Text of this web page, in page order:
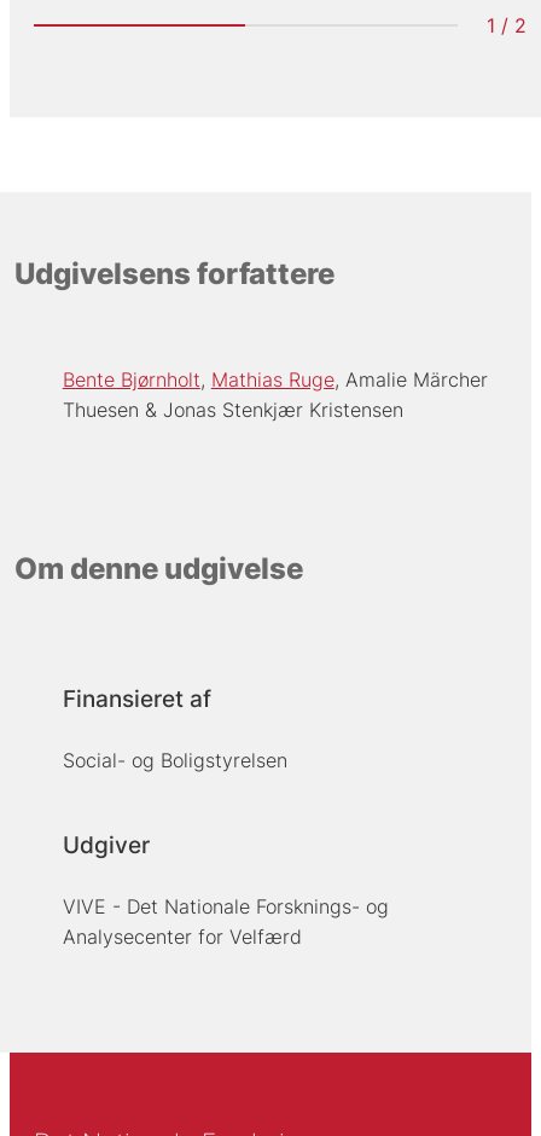
1 / 2
Udgivelsens forfattere
Bente Bjørnholt Mathias Ruge Amalie Märcher
Thuesen
Jonas Stenkjær Kristensen
Om denne udgivelse
Finansieret af
Social- og Boligstyrelsen
Udgiver
VIVE - Det Nationale Forsknings- og
Analysecenter for Velfærd